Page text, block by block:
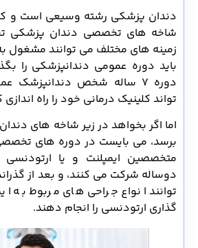
دندان پزشکی رشته وسیعی است و
شاخه های تخصصی دندان پزشکی
زمینه های مختلف می توانند مشغول به
باید دوره عمومی دندانپزشکی را
دوره 7 ساله شخص دندانپزشک
تواند کلینیک درمانی خود را راه اندازی کند.
اما اگر بخواهد در زیر شاخه های
برسد، می بایست در دوره های تخصصی
متخصصین ایمپلنت و یا ارتودنسی
دوساله شرکت می کنند، و بعد از
توانند انواع جراحی های مربوط به
گذاری ارتودنسی را انجام دهند.